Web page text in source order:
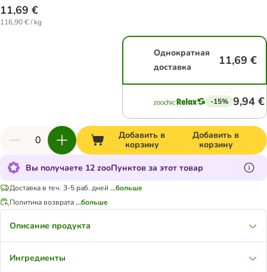
11,69 €
116,90 € / kg
Однократная
доставка
11,69 €
-15% 9,94 €
Добавить в
корзину
Добавить в
корзину
Вы получаете 12 zooПунктов за этот товар
Доставка в теч. 3-5 раб. дней ...больше
Политика возврата...больше
Описание продукта
Ингредиенты